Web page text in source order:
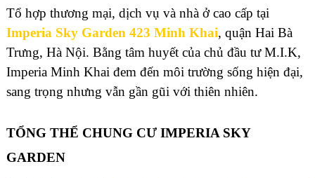
Tổ hợp thương mại, dịch vụ và nhà ở cao cấp tại
Imperia Sky Garden 423 Minh Khai, quận Hai Bà
Trưng, Hà Nội. Bằng tâm huyết của chủ đầu tư M.I.K,
Imperia Minh Khai đem đến môi trường sống hiện đại,
sang trọng nhưng vẫn gần gũi với thiên nhiên.
TỔNG THỂ CHUNG CƯ IMPERIA SKY
GARDEN